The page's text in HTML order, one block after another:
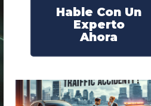
Hable Con Un
Experto
Ahora